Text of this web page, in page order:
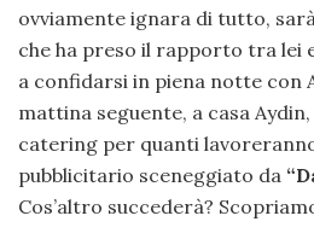
ovviamente ignara di tutto,
che ha preso il rapporto tra lei
a confidarsi in piena notte con
mattina seguente, a casa
catering per quanti
pubblicitario sceneggiato da
Cos’altro succederà?